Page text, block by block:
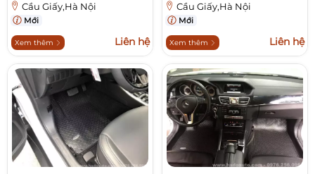
Cầu Giấy,Hà Nội
Mới
Xem thêm Liên hệ
Cầu Giấy,Hà Nội
Mới
Xem thêm Liên hệ